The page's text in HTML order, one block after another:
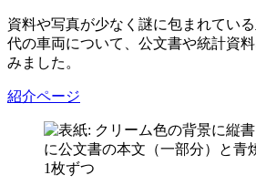
資料や写真が少なく謎に包まれてい
代の車両について、公文書や統計資
みました。
紹介ページ